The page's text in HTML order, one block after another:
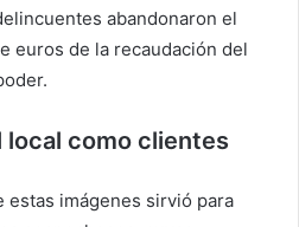
abandonaron el
euros de la recaudación del
como clientes
estas imágenes sirvió para